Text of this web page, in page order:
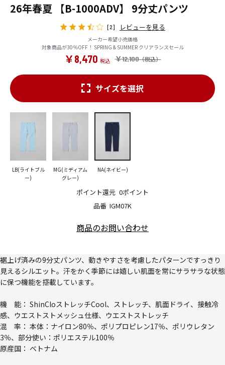
26年春夏 【B-1000ADV】 9分丈パンツ
[2] レビューを見る
メーカー希望小売価格
対象商品が30％OFF！ SPRING & SUMMER クリアランスセール
￥12,100
￥8,470
品番 IGM07K
ポイント還元 0ポイント
サイズを選択
LB(ライトブル
ー)
MG(ミディアム
グレー)
NA(ネイビー)
商品のお問い合わせ
裾上げ済みの9分丈パンツ、動きやすさを考慮したパターンですっきり
見えるシルエット。汗をかく季節には嬉しい肌面を常にサラサラな状態
に保つ機能を搭載しています。
機 能： ShinCloストレッチCool、ストレッチ、肌面ドライ、接触冷
感、ウエストストメッシュ仕様、ウエストストレッチ
混 率： 本体：ナイロン80％、ポリプロピレン17％、ポリウレタン
3％、部分使い：ポリエステル100％
原産国： ベトナム